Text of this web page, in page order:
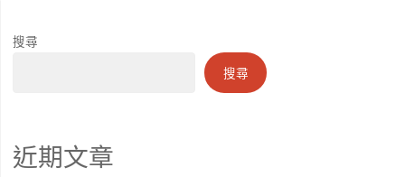
搜尋
搜尋
近期文章